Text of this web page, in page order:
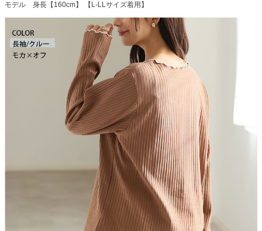
モデル 身長【160cm】 【L-LLサイズ着用】